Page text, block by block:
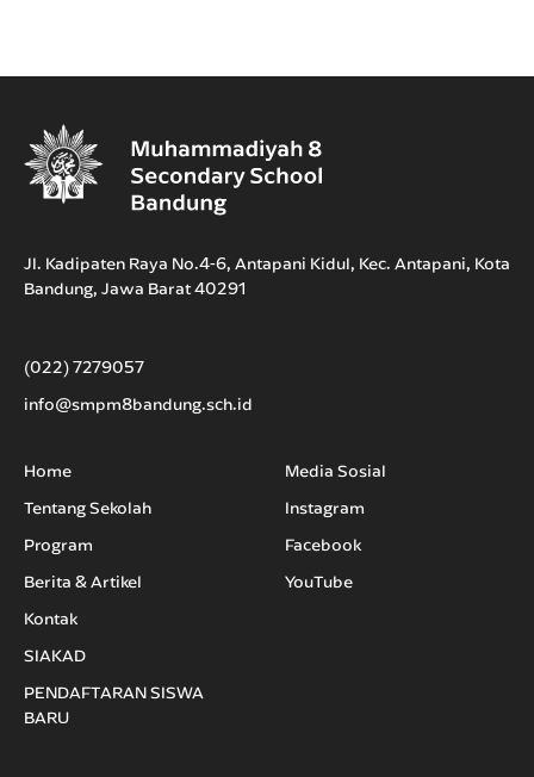
Jl. Kadipaten Raya No.4-6, Antapani Kidul, Kec. Antapani, Kota
Bandung, Jawa Barat 40291
(022) 7279057
info@smpm8bandung.sch.id
Home
Tentang Sekolah
Program
Berita & Artikel
Kontak
SIAKAD
PENDAFTARAN SISWA
BARU
Media Sosial
Instagram
Facebook
YouTube